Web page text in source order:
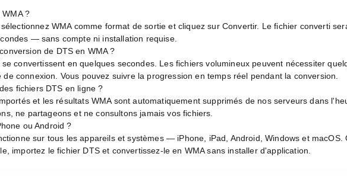
?
WMA comme format de sortie et cliquez sur Convertir. Le fichier converti
— sans compte ni installation requise.
de DTS en WMA ?
convertissent en quelques secondes. Les fichiers volumineux peuvent nécessiter
connexion. Vous pouvez suivre la progression en temps réel pendant la conversion.
fichiers DTS en ligne ?
et les résultats WMA sont automatiquement supprimés de nos serveurs dans
ne partageons et ne consultons jamais vos fichiers.
ou Android ?
sur tous les appareils et systèmes — iPhone, iPad, Android, Windows et macOS.
importez le fichier DTS et convertissez-le en WMA sans installer d'application.